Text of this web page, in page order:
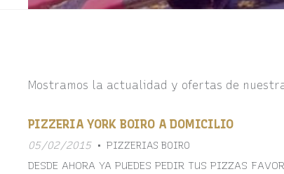
Mostramos la actualidad y ofertas de
PIZZERIA YORK BOIRO A DOMICILIO
05/02/2015
PIZZERIAS BOIRO
DESDE AHORA YA PUEDES PEDIR TUS PIZZAS